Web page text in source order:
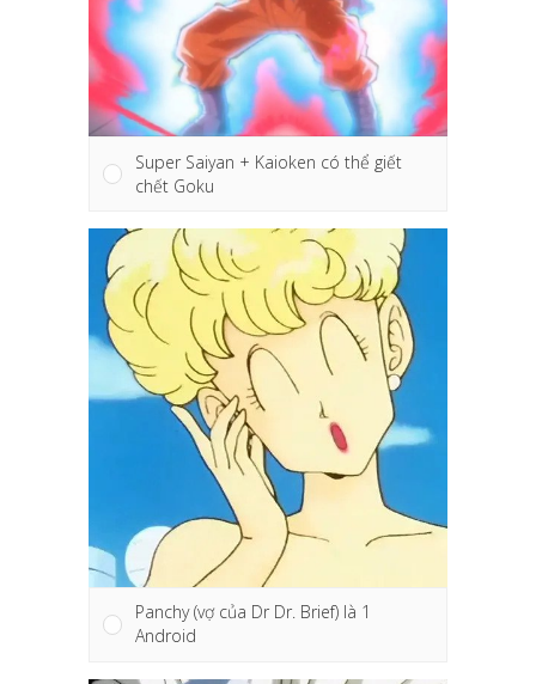
Super Saiyan + Kaioken có thể giết
chết Goku
Panchy (vợ của Dr Dr. Brief) là 1
Android